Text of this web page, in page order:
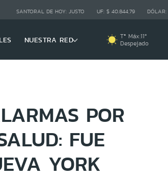
SANTORAL DE HOY: JUSTO UF: $ 40.844,79 DÓLAR:
NUESTRA RED Tª Máx:11º
Despejado
POR
FUE
YORK